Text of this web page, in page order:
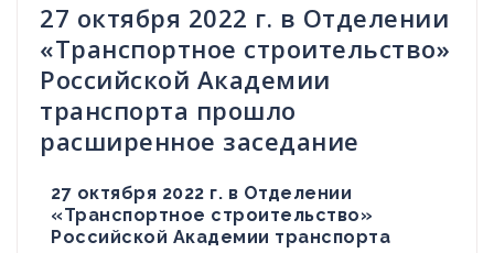
27 октября 2022 г. в Отделении
«Транспортное строительство»
Российской Академии
транспорта прошло
расширенное заседание
27 октября 2022 г. в Отделении
«Транспортное строительство»
Российской Академии транспорта